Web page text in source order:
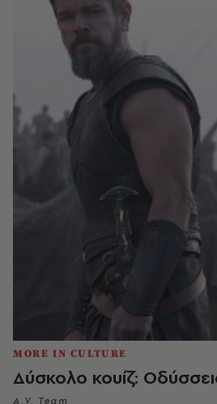
MORE IN CULTURE
Δύσκολο κουίζ:
A.V. Team